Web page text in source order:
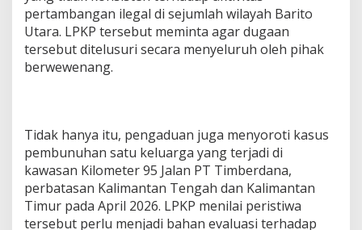
pertambangan ilegal di sejumlah wilayah Barito
Utara. LPKP tersebut meminta agar dugaan
tersebut ditelusuri secara menyeluruh oleh pihak
berwewenang.
Tidak hanya itu, pengaduan juga menyoroti kasus
pembunuhan satu keluarga yang terjadi di
kawasan Kilometer 95 Jalan PT Timberdana,
perbatasan Kalimantan Tengah dan Kalimantan
Timur pada April 2026. LPKP menilai peristiwa
tersebut perlu menjadi bahan evaluasi terhadap